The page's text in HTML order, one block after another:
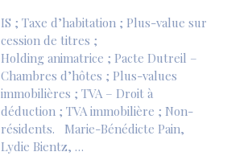
IS ; Taxe d’habitation ; Plus-value sur
cession de titres ;
Holding animatrice ; Pacte Dutreil –
Chambres d’hôtes ; Plus-values
immobilières ; TVA – Droit à
déduction ; TVA immobilière ; Non-
résidents. Marie-Bénédicte Pain,
Lydie Bientz, …